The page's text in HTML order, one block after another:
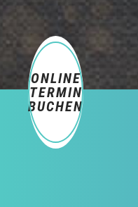
ONLINE
TERMIN
BUCHEN